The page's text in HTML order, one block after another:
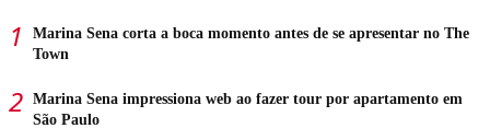
Marina Sena corta a boca momento antes de se apresentar no The
Town
Marina Sena impressiona web ao fazer tour por apartamento em
São Paulo